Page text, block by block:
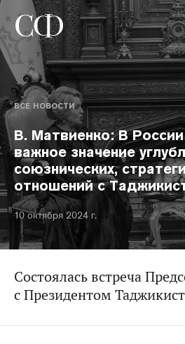
ВСЕ НОВОСТИ
В. Матвиенко: В
важное значение
союзнических,
отношений с
10 октября 2024 г.
Состоялась встреча
с Президентом